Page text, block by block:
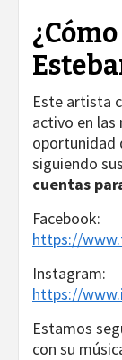
Este artista
activo en las
oportunidad
siguiendo
cuentas
Facebook:
https://
Instagram:
https://
Estamos
con su